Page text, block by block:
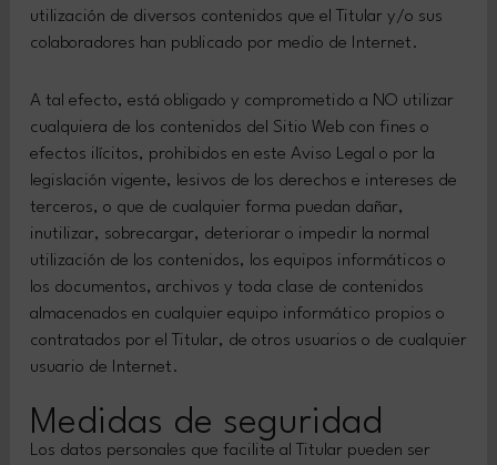
utilización de diversos contenidos que el Titular y/o sus
colaboradores han publicado por medio de Internet.
A tal efecto, está obligado y comprometido a NO utilizar
cualquiera de los contenidos del Sitio Web con fines o
efectos ilícitos, prohibidos en este Aviso Legal o por la
legislación vigente, lesivos de los derechos e intereses de
terceros, o que de cualquier forma puedan dañar,
inutilizar, sobrecargar, deteriorar o impedir la normal
utilización de los contenidos, los equipos informáticos o
los documentos, archivos y toda clase de contenidos
almacenados en cualquier equipo informático propios o
contratados por el Titular, de otros usuarios o de cualquier
usuario de Internet.
Medidas de seguridad
Los datos personales que facilite al Titular pueden ser